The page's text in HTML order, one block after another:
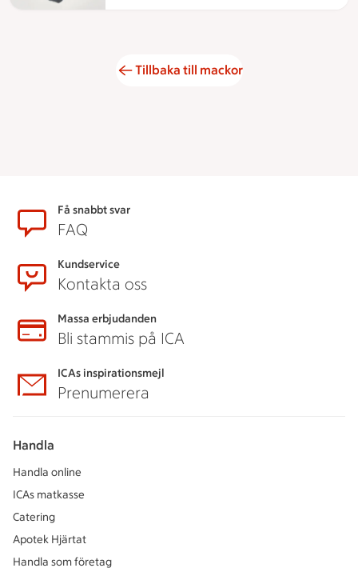
Tillbaka till mackor
SidfotFå snabbt svar
FAQ
Kundservice
Kontakta oss
Massa erbjudanden
Bli stammis på ICA
ICAs inspirationsmejl
Prenumerera
Handla
Handla online
ICAs matkasse
Catering
Apotek Hjärtat
Handla som företag